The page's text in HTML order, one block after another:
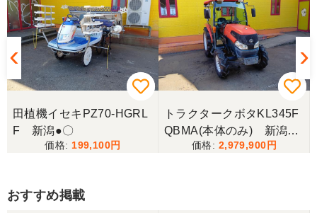
田植機イセキPZ70-HGRL
F 新潟●〇
199,100
トラクタークボタKL345F
QBMA(本体のみ) 新潟●
2,979,900
おすすめ掲載